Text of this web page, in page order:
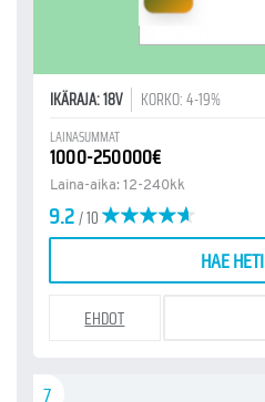
IKÄRAJA: 18V KORKO: 4-19%
LAINASUMMAT
1000-250000€
Laina-aika: 12-240kk
9.2/ 10
HAE HETI
EHDOT
7